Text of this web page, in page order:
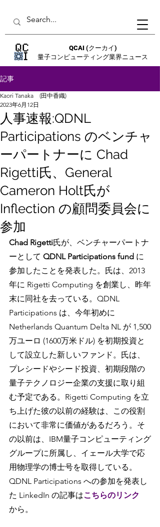
QCAI (クーカイ)
量子コンピューティング業界ニュース
記事
人事速報:QDNL
Participations のベンチャ
ーパートナーに Chad
Rigetti氏、General
Cameron Holt氏が
Inflection の顧問委員会に
参加
Kaori Tanaka (田中香織)
2023年6月12日
Chad Rigetti氏が、ベンチャーパートナ
ーとして QDNL Participations fund に
参加したことを発表した。氏は、2013
年に Rigetti Computing を創業し、昨年
末に同社を去っている。QDNL
Participations は、今年初めに
Netherlands Quantum Delta NL が 1,500
万ユーロ (1600万米ドル) を初期投資と
して設立した新しいファンド。氏は、
プレシードやシード投資、初期段階の
量子テクノロジー企業の支援に取り組
む予定である。Rigetti Computing を立
ち上げた彼の以前の経験は、この役割
において非常に価値があるだろう。そ
の以前は、IBM量子コンピューティング
グループに所属し、イェール大学で応
用物理学の博士号を取得している。
QDNL Participations への参加を発表し
た LinkedIn の記事はこちらのリンク
から。